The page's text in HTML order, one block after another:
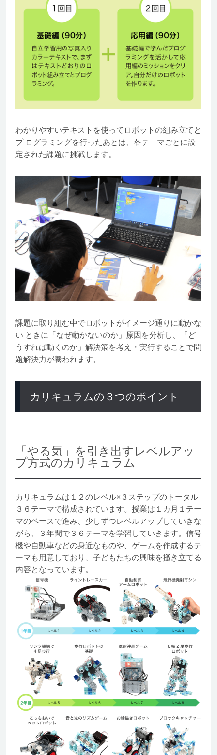
わかりやすいテキストを使ってロボットの組み立てと
プ ログラミングを行ったあとは、各テーマごとに設
定された課題に挑戦します。
課題に取り組む中でロボットがイメージ通りに動かな
い ときに「なぜ動かないのか」原因を分析し、「ど
うすれば動くのか」解決策を考え・実行することで問
題解決力が養われます。
カリキュラムの３つのポイント
「やる気」を引き出すレベルアッ
プ方式のカリキュラム
カリキュラムは１２のレベル×３ステップのトータル
３６テーマで構成されています。授業は１カ月１テー
マのペースで進み、少しずつレベルアップしていきな
がら、３年間で３６テーマを学習していきます。信号
機や自動車などの身近なものや、ゲームを作成するテ
ーマも用意しており、子どもたちの興味を掻き立てる
内容となっています。